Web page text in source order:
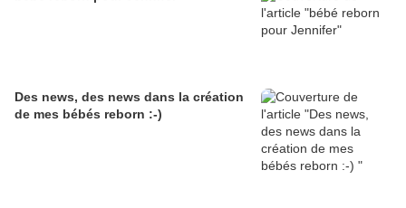
Des news, des news dans la création
de mes bébés reborn :-)